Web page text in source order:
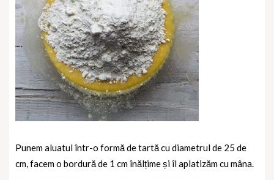
Punem aluatul într-o formă de tartă cu diametrul de 25 de
cm, facem o bordură de 1 cm înălțime și îl aplatizăm cu mâna.